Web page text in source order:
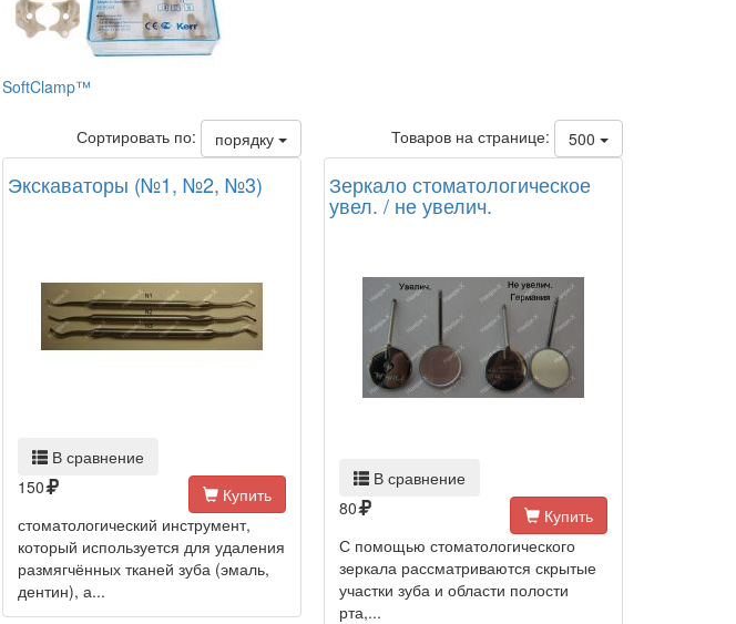
SoftClamp™
Сортировать по: порядку Товаров на странице: 500
Экскаваторы (№1, №2, №3)
В сравнение
150
Купить
стоматологический инструмент,
который используется для удаления
размягчённых тканей зуба (эмаль,
дентин), а...
Зеркало стоматологическое
увел. / не увелич.
В сравнение
80
Купить
С помощью стоматологического
зеркала рассматриваются скрытые
участки зуба и области полости
рта,...